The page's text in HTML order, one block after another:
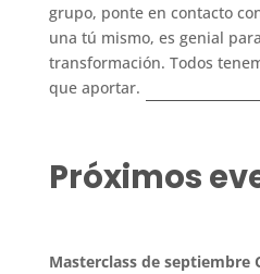
grupo, ponte en contacto
una tú mismo, es genial
transformación. Todos
que aportar.
Próximos
Masterclass de septiembre